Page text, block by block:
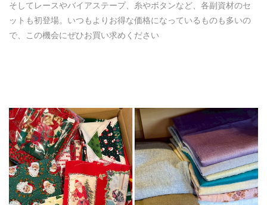
そしてレースやバイアステープ、糸やボタンなど、各副資材のセ
ットも初登場。いつもよりお得な価格になっているものも多いの
で、この機会にぜひお買い求めください